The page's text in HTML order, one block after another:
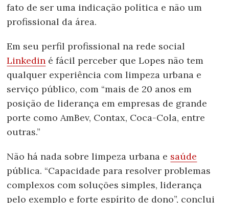
fato de ser uma indicação política e não um
profissional da área.
Em seu perfil profissional na rede social
Linkedin é fácil perceber que Lopes não tem
qualquer experiência com limpeza urbana e
serviço público, com “mais de 20 anos em
posição de liderança em empresas de grande
porte como AmBev, Contax, Coca-Cola, entre
outras.”
Não há nada sobre limpeza urbana e saúde
pública. “Capacidade para resolver problemas
complexos com soluções simples, liderança
pelo exemplo e forte espírito de dono”, conclui